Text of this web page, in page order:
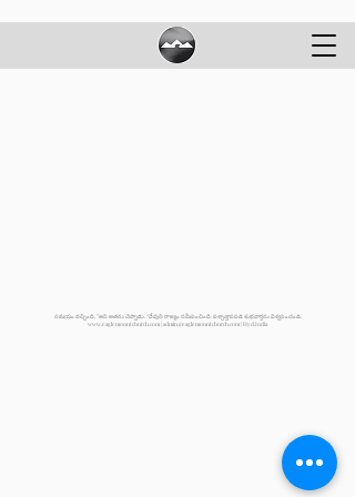
సమయం వచ్చింది, ”అని అతను చెప్పాడు. “దేవుని రాజ్యం సమీపించింది. పశ్చాత్తాపపడి శుభవార్తను విశ్వసించండి.
www.eaglemountchurch.com admin@eaglemountchurch.com | Hyd.India